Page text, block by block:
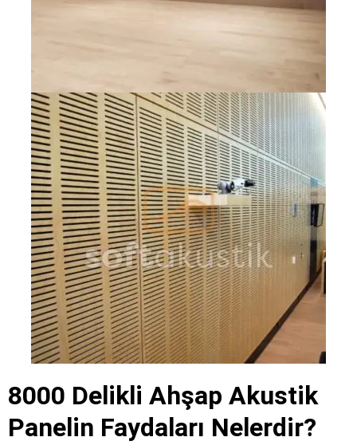
8000 Delikli Ahşap Akustik
Panelin Faydaları Nelerdir?